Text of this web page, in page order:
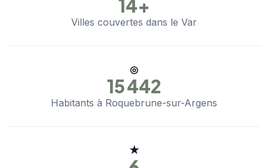
14+
Villes couvertes dans le Var
◎
15 442
Habitants à Roquebrune-sur-Argens
★